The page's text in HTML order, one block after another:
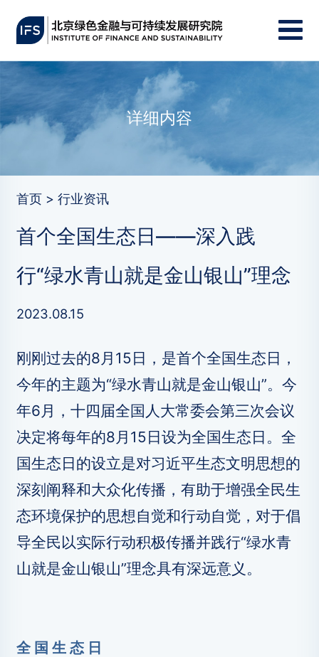
详细内容
首页 > 行业资讯
首个全国生态日——深入践
行“绿水青山就是金山银山”理念
2023.08.15
刚刚过去的8月15日，是首个全国生态日，
今年的主题为“绿水青山就是金山银山”。今
年6月，十四届全国人大常委会第三次会议
决定将每年的8月15日设为全国生态日。全
国生态日的设立是对习近平生态文明思想的
深刻阐释和大众化传播，有助于增强全民生
态环境保护的思想自觉和行动自觉，对于倡
导全民以实际行动积极传播并践行“绿水青
山就是金山银山”理念具有深远意义。
全 国 生 态 日